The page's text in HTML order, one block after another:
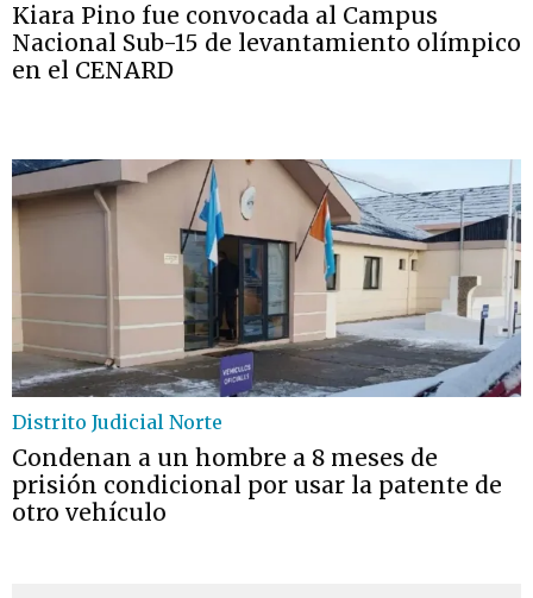
Kiara Pino fue convocada al Campus
Nacional Sub-15 de levantamiento olímpico
en el CENARD
Distrito Judicial Norte
Condenan a un hombre a 8 meses de
prisión condicional por usar la patente de
otro vehículo